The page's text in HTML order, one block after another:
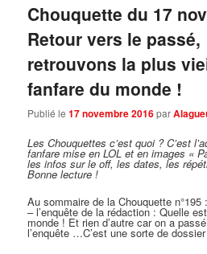
Chouquette du 17
Retour vers le passé,
retrouvons la plus
fanfare du monde !
Publié le17 novembre 2016par
Les Chouquettes c’est quoi ? C’est
fanfare mise en LOL et en images «
les infos sur le off, les dates, les
Bonne lecture !
Au sommaire de la Chouquette n°195 :
– l’enquête de la rédaction : Quelle
monde ! Et rien d’autre car on a
l’enquête …C’est une sorte de